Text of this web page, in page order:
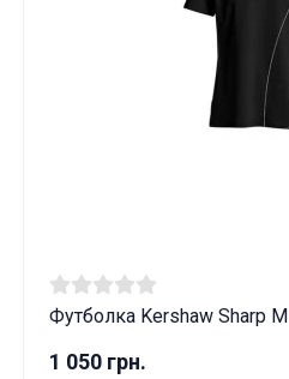
Футболка Kershaw Sharp M
1 050 грн.